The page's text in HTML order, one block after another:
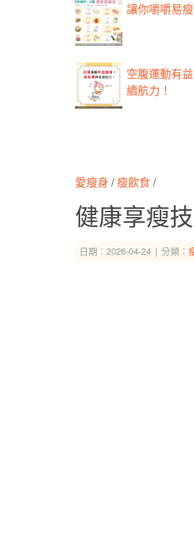
讓你嚼嚼易
空腹運動有
續航力！
愛瘦身 /瘦飲食/
健康享瘦
日期：2026-04-24 分類：